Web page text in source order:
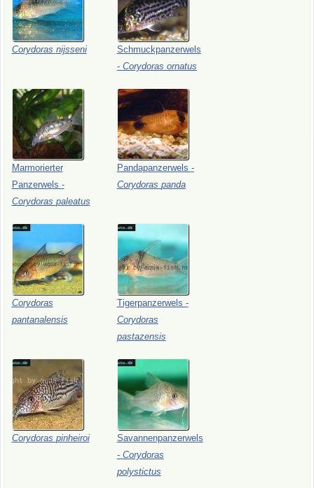
Corydoras nijsseni
Schmuckpanzerwels
- Corydoras ornatus
Marmorierter
Panzerwels -
Corydoras paleatus
Pandapanzerwels -
Corydoras panda
Corydoras
pantanalensis
Tigerpanzerwels -
Corydoras
pastazensis
Corydoras pinheiroi
Savannenpanzerwels
- Corydoras
polystictus